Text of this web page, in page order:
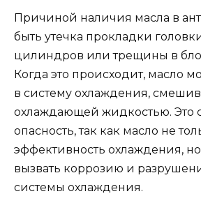
Причиной наличия масла в
быть утечка прокладки
цилиндров или трещины в
Когда это происходит, масло
в систему охлаждения,
охлаждающей жидкостью. Это
опасность, так как масло не
эффективность охлаждения,
вызвать коррозию и
системы охлаждения.